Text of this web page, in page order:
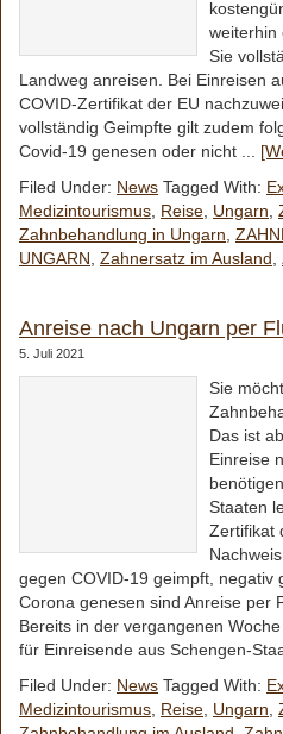
weiterhin
Sie
Landweg anreisen. Bei Einreisen
COVID-Zertifikat der EU
vollständig Geimpfte gilt zudem
Covid-19 genesen oder nicht ...
Filed Under: News Tagged With:
Medizintourismus Reise Ungarn
Zahnbehandlung in Ungarn
UNGARN Zahnersatz im Ausland
Anreise nach Ungarn per
5. Juli 2021
Sie
Das ist
Einreise
Staaten
Zertifikat
gegen COVID-19 geimpft, negativ
Corona genesen sind Anreise per
Bereits in der vergangenen
für Einreisende aus Schengen-
Filed Under: News Tagged With:
Medizintourismus Reise Ungarn